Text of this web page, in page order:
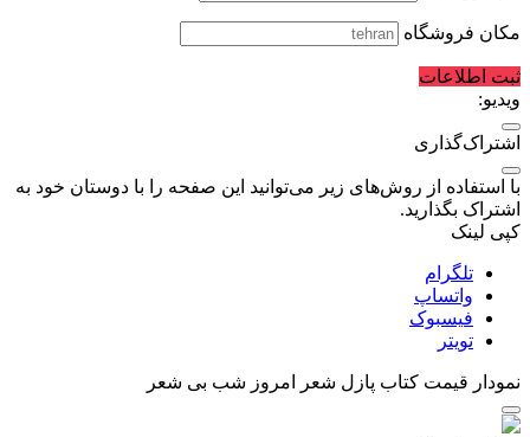
مکان فروشگاه
ثبت اطلاعات
ویدیو:
اشتراک‌گذاری
با استفاده از روش‌های زیر می‌توانید این صفحه را با دوستان خود به
اشتراک بگذارید.
کپی لینک
تلگرام
واتساپ
فیسبوک
تویتر
نمودار قیمت کتاب پازل شعر امروز شب بی شعر